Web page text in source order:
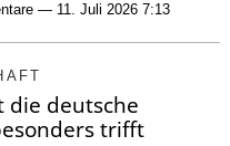
— 11. Juli 2026 7:13
die deutsche
trifft